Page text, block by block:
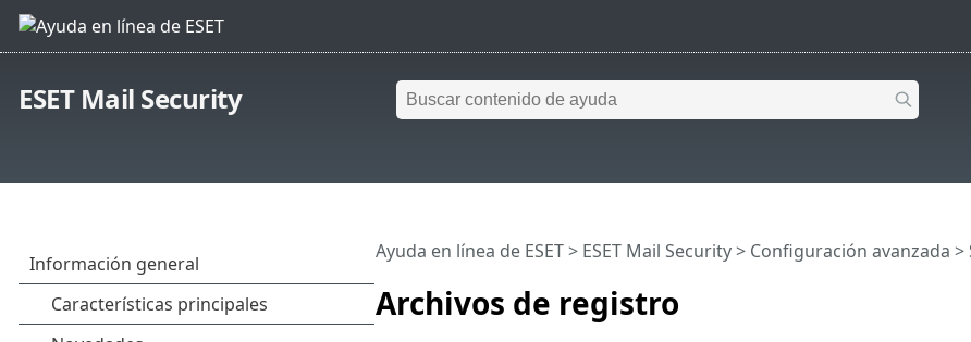
ESET Mail Security
Archivos de registro
Ayuda en línea de ESET> ESET Mail Security> Configuración avanzada >